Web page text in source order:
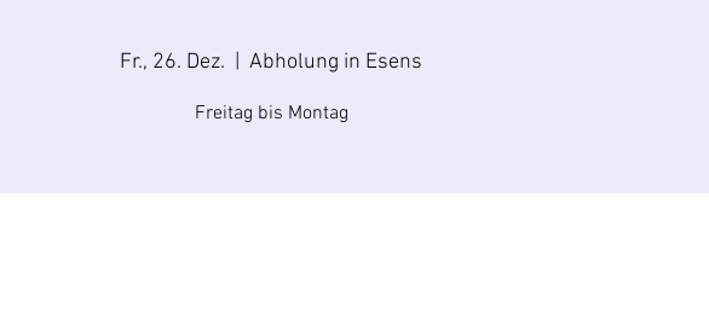
Fr., 26. Dez. Abholung in Esens
Freitag bis Montag